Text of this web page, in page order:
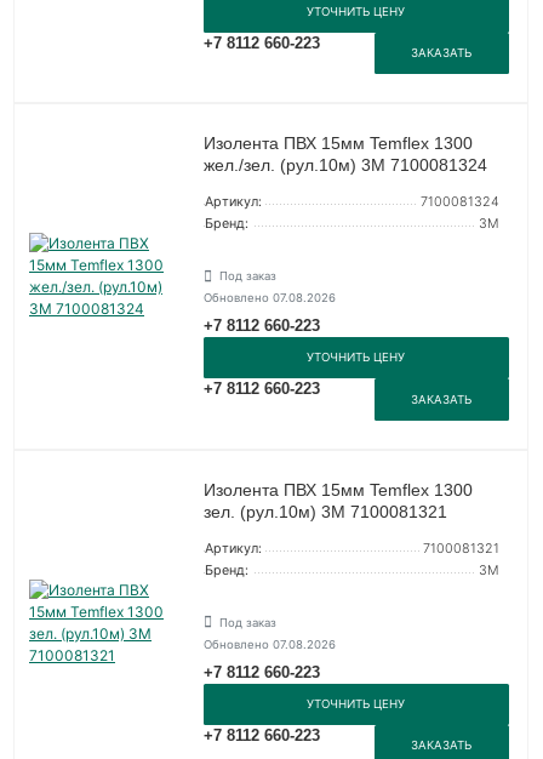
УТОЧНИТЬ ЦЕНУ
+7 8112 660-223
ЗАКАЗАТЬ
Изолента ПВХ 15мм Temflex 1300
жел./зел. (рул.10м) 3М 7100081324
Артикул:
7100081324
Бренд:
3М
Под заказ
Обновлено 07.08.2026
+7 8112 660-223
УТОЧНИТЬ ЦЕНУ
+7 8112 660-223
ЗАКАЗАТЬ
Изолента ПВХ 15мм Temflex 1300
зел. (рул.10м) 3М 7100081321
Артикул:
7100081321
Бренд:
3М
Под заказ
Обновлено 07.08.2026
+7 8112 660-223
УТОЧНИТЬ ЦЕНУ
+7 8112 660-223
ЗАКАЗАТЬ